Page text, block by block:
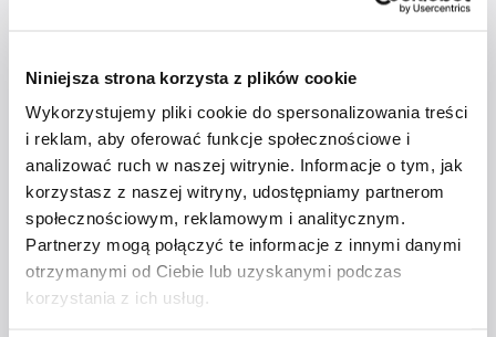
Niniejsza strona korzysta z plików cookie
Wykorzystujemy pliki cookie do spersonalizowania treści
i reklam, aby oferować funkcje społecznościowe i
analizować ruch w naszej witrynie. Informacje o tym, jak
korzystasz z naszej witryny, udostępniamy partnerom
społecznościowym, reklamowym i analitycznym.
Partnerzy mogą połączyć te informacje z innymi danymi
otrzymanymi od Ciebie lub uzyskanymi podczas
korzystania z ich usług.
Studenci ATA na